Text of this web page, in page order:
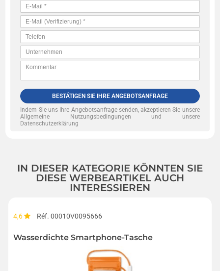
BESTÄTIGEN SIE IHRE ANGEBOTSANFRAGE
Indem Sie uns Ihre Angebotsanfrage senden, akzeptieren Sie unsere
Allgemeine Nutzungsbedingungen und unsere
Datenschutzerklärung
IN DIESER KATEGORIE KÖNNTEN SIE
DIESE WERBEARTIKEL AUCH
INTERESSIEREN
4,6 Réf. 00010V0095666
Wasserdichte Smartphone-Tasche